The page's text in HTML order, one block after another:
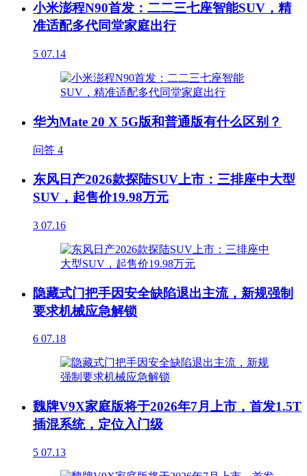
小米澎程N90首发：二二三七座智能SUV，精
准适配多代同堂家庭出行
5 07.14
华为Mate 20 X 5G版和普通版有什么区别？
问答 4
东风日产2026款探陆SUV上市：三排座中大型
SUV，起售价19.98万元
3 07.16
隐藏式门把手因安全缺陷退出主流，新规强制
要求机械应急解锁
6 07.18
魏牌V9X家庭版将于2026年7月上市，首发1.5T
插混系统，定位入门级
5 07.13